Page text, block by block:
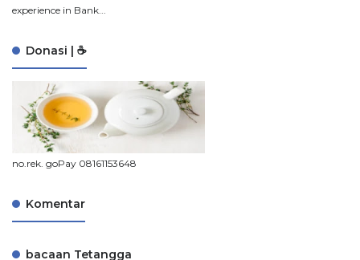
experience in Bank...
Donasi | ☕
no.rek. goPay 08161153648
Komentar
bacaan Tetangga